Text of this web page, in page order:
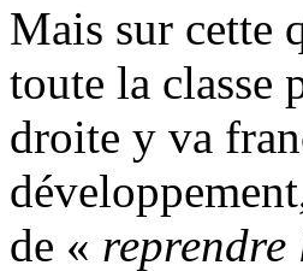
Mais sur cette
toute la classe
droite y va
de «